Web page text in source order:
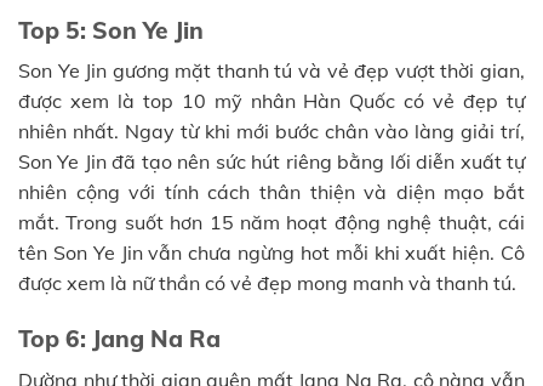
Top 5: Son Ye Jin
Son Ye Jin gương mặt thanh tú và vẻ đẹp vượt thời gian,
được xem là top 10 mỹ nhân Hàn Quốc có vẻ đẹp tự
nhiên nhất. Ngay từ khi mới bước chân vào làng giải trí,
Son Ye Jin đã tạo nên sức hút riêng bằng lối diễn xuất tự
nhiên cộng với tính cách thân thiện và diện mạo bắt
mắt. Trong suốt hơn 15 năm hoạt động nghệ thuật, cái
tên Son Ye Jin vẫn chưa ngừng hot mỗi khi xuất hiện. Cô
được xem là nữ thần có vẻ đẹp mong manh và thanh tú.
Top 6: Jang Na Ra
Dường như thời gian quên mất Jang Na Ra, cô nàng vẫn